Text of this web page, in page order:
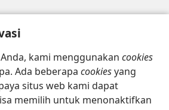
kami menggunakan cookies
Ada beberapa cookiesyang
situs web kami dapat
memilih untuk menonaktifkan
Menara Pengawal